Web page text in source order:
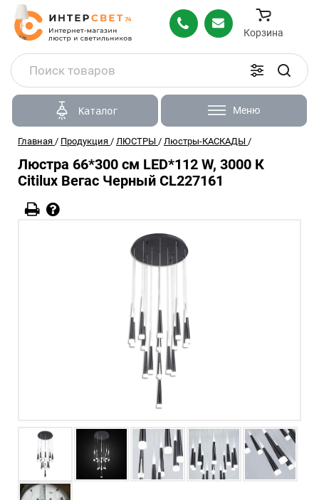
Корзина
Каталог Меню
Главная / Продукция / ЛЮСТРЫ / Люстры-КАСКАДЫ /
Люстра 66*300 см LED*112 W, 3000 К
Citilux Вегас Черный CL227161